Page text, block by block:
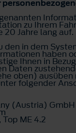
zu Ihrem
20 Jahre lang auf.
den in dem
haben
Ihnen in
Daten
oben) ausüben
folgender
(Austria) GmbH
ME 4.2